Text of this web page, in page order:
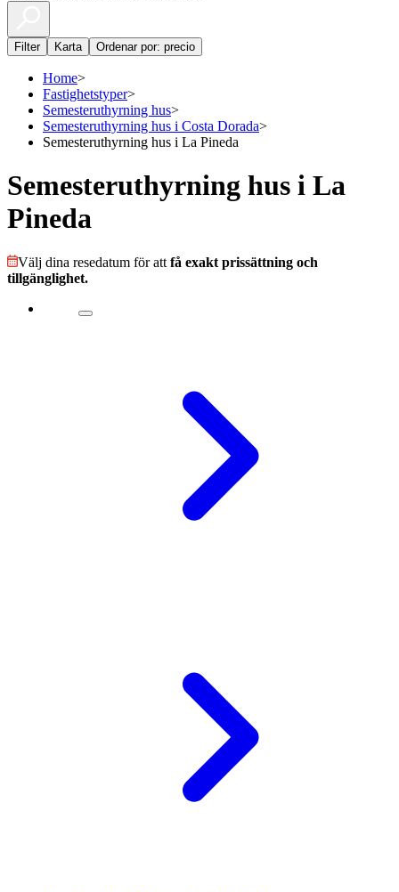
Filter Karta Ordenar por: precio
Home>
Fastighetstyper>
Semesteruthyrning hus>
Semesteruthyrning hus i Costa Dorada>
Semesteruthyrning hus i La Pineda
Semesteruthyrning hus i La
Pineda
Välj dina resedatum för att få exakt prissättning och
tillgänglighet.